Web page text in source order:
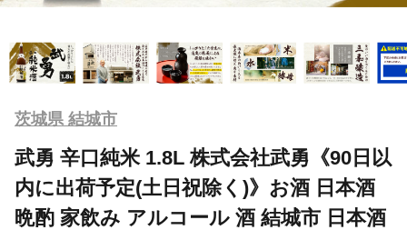
茨城県 結城市
武勇 辛口純米 1.8L 株式会社武勇《90日以
内に出荷予定(土日祝除く)》お酒 日本酒
晩酌 家飲み アルコール 酒 結城市 日本酒